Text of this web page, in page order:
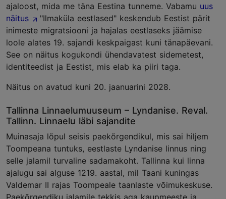
ajaloost, mida me täna Eestina tunneme. Vabamu uus
näitus
"Ilmaküla eestlased" keskendub Eestist pärit
inimeste migratsiooni ja hajalas eestlaseks jäämise
loole alates 19. sajandi keskpaigast kuni tänapäevani.
See on näitus kogukondi ühendavatest sidemetest,
identiteedist ja Eestist, mis elab ka piiri taga.
Näitus on avatud kuni 20. jaanuarini 2028.
Tallinna Linnaelumuuseum – Lyndanise. Reval.
Tallinn. Linnaelu läbi sajandite
Muinasaja lõpul seisis paekõrgendikul, mis sai hiljem
Toompeana tuntuks, eestlaste Lyndanise linnus ning
selle jalamil turvaline sadamakoht. Tallinna kui linna
ajalugu sai alguse 1219. aastal, mil Taani kuningas
Valdemar II rajas Toompeale taanlaste võimukeskuse.